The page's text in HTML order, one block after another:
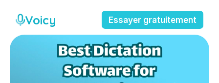
Voicy Essayer gratuitement